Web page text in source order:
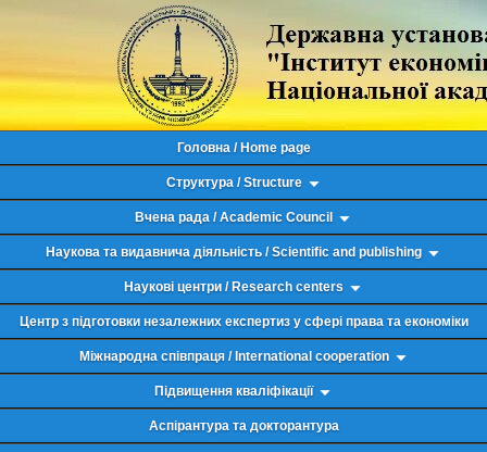
Головна / Home page
Структура / Structure
Вчена рада / Academic Council
Наукова та видавнича діяльність / Scientific and publishing
Наукові центри / Research centers
Центр з підготовки незалежних експертиз у сфері права та економіки
Міжнародна співпраця / International cooperation
Підвищення кваліфікації
Аспірантура та докторантура